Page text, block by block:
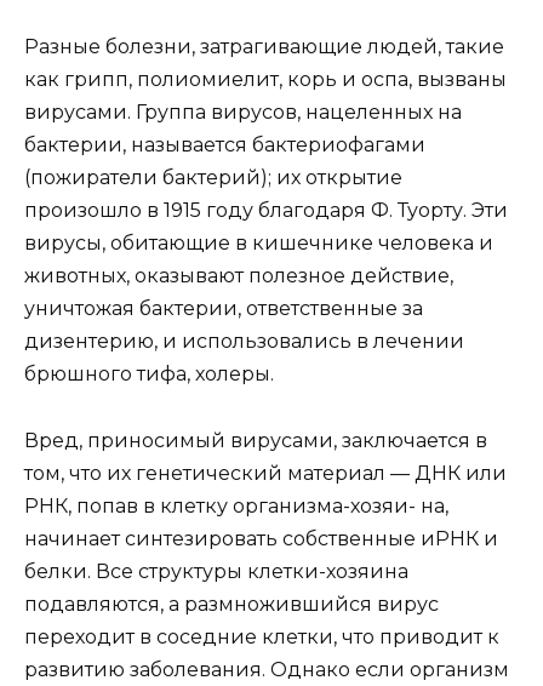
Разные болезни, затрагивающие людей, такие
как грипп, полиомиелит, корь и оспа, вызваны
вирусами. Группа вирусов, нацеленных на
бактерии, называется бактериофагами
(пожиратели бактерий); их открытие
произошло в 1915 году благодаря Ф. Туорту. Эти
вирусы, обитающие в кишечнике человека и
животных, оказывают полезное действие,
уничтожая бактерии, ответственные за
дизентерию, и использовались в лечении
брюшного тифа, холеры.
Вред, приносимый вирусами, заключается в
том, что их генетический материал — ДНК или
РНК, попав в клетку организма-хозяи- на,
начинает синтезировать собственные иРНК и
белки. Все структуры клетки-хозяина
подавляются, а размножившийся вирус
переходит в соседние клетки, что приводит к
развитию заболевания. Однако если организм